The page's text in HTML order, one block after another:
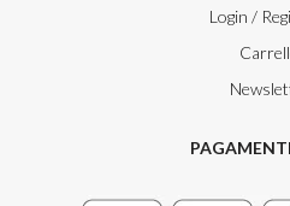
Login /